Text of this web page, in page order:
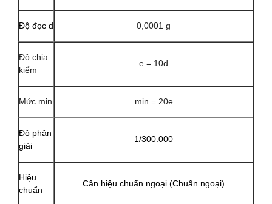
Độ đọc d 0,0001 g
Độ chia
kiểm
e = 10d
Mức min min = 20e
Độ phân
giải
1/300.000
Hiệu
chuẩn
Cân hiệu chuẩn ngoại (Chuẩn ngoại)